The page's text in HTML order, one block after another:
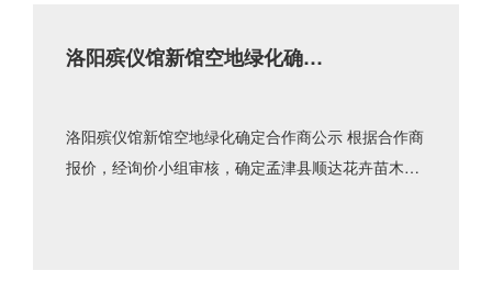
洛阳殡仪馆新馆空地绿化确定
洛阳殡仪馆新馆空地绿化确定合作商公示 根据合作商
报价，经询价小组审核，确定孟津县顺达花卉苗木专